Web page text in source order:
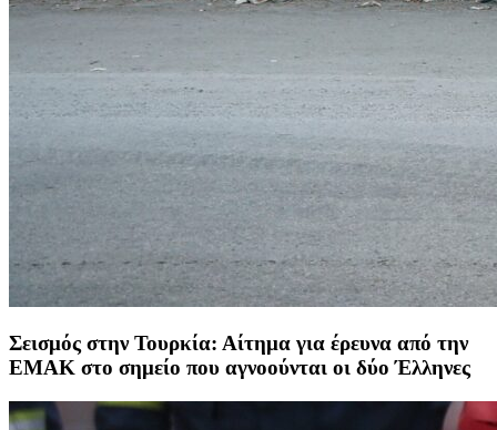
Σεισμός στην Τουρκία: Αίτημα για έρευνα από την
ΕΜΑΚ στο σημείο που αγνοούνται οι δύο Έλληνες